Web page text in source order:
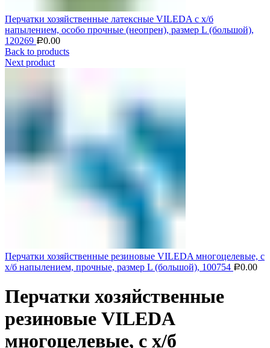
Перчатки хозяйственные латексные VILEDA с х/б
напылением, особо прочные (неопрен), размер L (большой),
120269 Р0.00
Back to products
Next product
Перчатки хозяйственные резиновые VILEDA многоцелевые, с
х/б напылением, прочные, размер L (большой), 100754 Р0.00
Перчатки хозяйственные
резиновые VILEDA
многоцелевые, с х/б